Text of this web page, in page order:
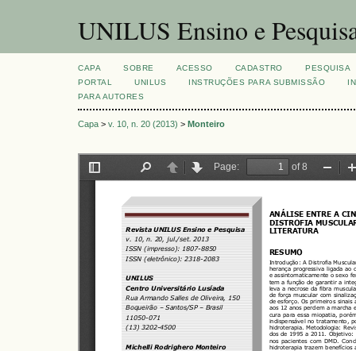
UNILUS Ensino e
CAPA SOBRE ACESSO CADASTRO
PESQUISA
PORTAL
UNILUS INSTRUÇÕES PARA SUBMISSÃO
PARA AUTORES
Capa > v. 10, n. 20 (2013) > Monteiro